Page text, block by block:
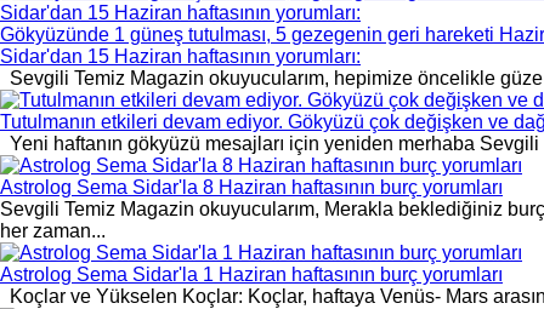
Gökyüzünde 1 güneş tutulması, 5 gezegenin geri hareketi
Sidar'dan 15 Haziran haftasının yorumları:
Sevgili Temiz Magazin okuyucularım, hepimize öncelikle
Tutulmanın etkileri devam ediyor. Gökyüzü çok değişken ve
Yeni haftanın gökyüzü mesajları için yeniden merhaba
Astrolog Sema Sidar'la 8 Haziran haftasının burç yorumları
Sevgili Temiz Magazin okuyucularım, Merakla beklediğiniz
her zaman...
Astrolog Sema Sidar'la 1 Haziran haftasının burç yorumları
Koçlar ve Yükselen Koçlar: Koçlar, haftaya Venüs- Mars